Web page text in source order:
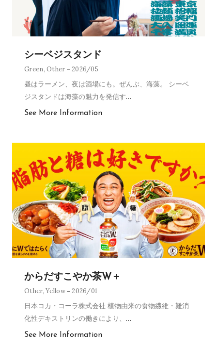
シーベジスタンド
Green,Other 2026/05
昼はラーメン、夜は酒場にも。ぜんぶ、海藻。 シーベ
ジスタンドは海藻の魅力を発信す…
See More Information
からだすこやか茶W＋
Other,Yellow 2026/01
日本コカ・コーラ株式会社 植物由来の食物繊維・難消
化性デキストリンの働きにより、 …
See More Information